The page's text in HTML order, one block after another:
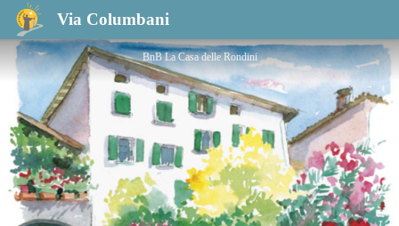
Via Columbani
BnB La Casa delle Rondini
BnB La Casa delle Rondini